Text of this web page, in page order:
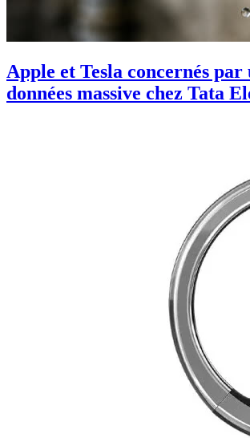
Apple et Tesla concernés par
données massive chez Tata